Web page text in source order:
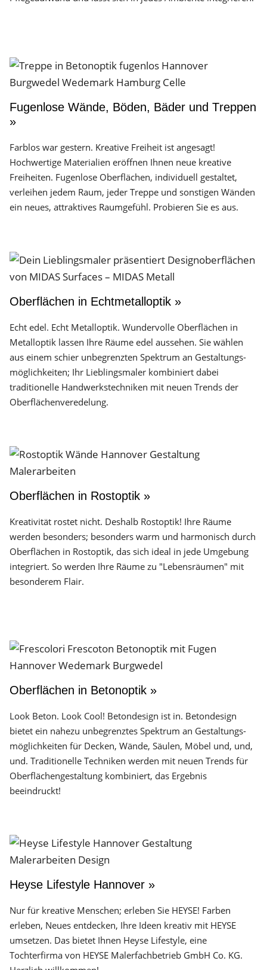
Fugenlose Wände, Böden, Bäder und Treppen
»
Farblos war gestern. Kreative Freiheit ist angesagt!
Hochwertige Materialien eröffnen Ihnen neue kreative
Freiheiten. Fugenlose Oberflächen, individuell gestaltet,
verleihen jedem Raum, jeder Treppe und sonstigen Wänden
ein neues, attraktives Raumgefühl. Probieren Sie es aus.
Oberflächen in Echtmetalloptik »
Echt edel. Echt Metalloptik. Wundervolle Oberflächen in
Metalloptik lassen Ihre Räume edel aussehen. Sie wählen
aus einem schier unbegrenzten Spektrum an Gestaltungs­
möglichkeiten; Ihr Lieblingsmaler kombiniert dabei
traditionelle Handwerks­techniken mit neuen Trends der
Oberflächen­veredelung.
Oberflächen in Rostoptik »
Kreativität rostet nicht. Deshalb Rostoptik! Ihre Räume
werden besonders; besonders warm und harmonisch durch
Oberflächen in Rostoptik, das sich ideal in jede Umgebung
integriert. So werden Ihre Räume zu "Lebensräumen" mit
besonderem Flair.
Oberflächen in Betonoptik »
Look Beton. Look Cool! Betondesign ist in. Betondesign
bietet ein nahezu unbegrenztes Spektrum an Gestaltungs­
möglichkeiten für Decken, Wände, Säulen, Möbel und, und,
und. Traditionelle Techniken werden mit neuen Trends für
Oberflächen­gestaltung kombiniert, das Ergebnis
beeindruckt!
Heyse Lifestyle Hannover »
Nur für kreative Menschen; erleben Sie HEYSE! Farben
erleben, Neues entdecken, Ihre Ideen kreativ mit HEYSE
umsetzen. Das bietet Ihnen Heyse Lifestyle, eine
Tochterfirma von HEYSE Malerfachbetrieb GmbH Co. KG.